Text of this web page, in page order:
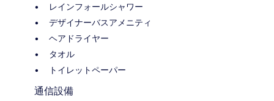
レインフォールシャワー
デザイナーバスアメニティ
ヘアドライヤー
タオル
トイレットペーパー
通信設備